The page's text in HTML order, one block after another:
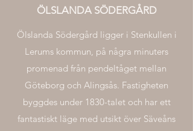
ÖLSLANDA SÖDERGÅRD
Ölslanda Södergård ligger i Stenkullen i
Lerums kommun, på några minuters
promenad från pendeltåget mellan
Göteborg och Alingsås. Fastigheten
byggdes under 1830-talet och har ett
fantastiskt läge med utsikt över Säveåns